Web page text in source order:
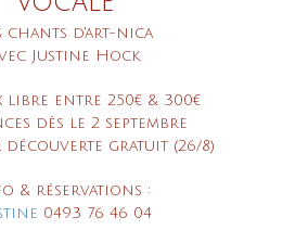
chants d'art-nica
Justine Hock
libre entre 250€ & 300€
dès le 2 septembre
découverte gratuit (26/8)
& réservations :
0493 76 46 04